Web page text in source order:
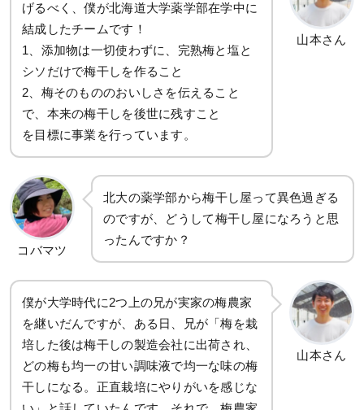
げるべく、僕が北海道大学薬学部在学中に
結成したチームです！
1、添加物は一切使わずに、完熟梅と塩と
シソだけで梅干しを作ること
2、梅そのもののおいしさを伝えること
で、本来の梅干しを後世に残すこと
を目標に事業を行っています。
山本さん
コバマツ
北大の薬学部から梅干し屋って異色過ぎる
のですが、どうして梅干し屋になろうと思
ったんですか？
僕が大学時代に2つ上の兄が実家の梅農家
を継いだんですが、ある日、兄が「梅を栽
培した後は梅干しの製造会社に出荷され、
どの梅も均一の甘い調味液で均一な味の梅
干しになる。正直栽培にやりがいを感じな
山本さん